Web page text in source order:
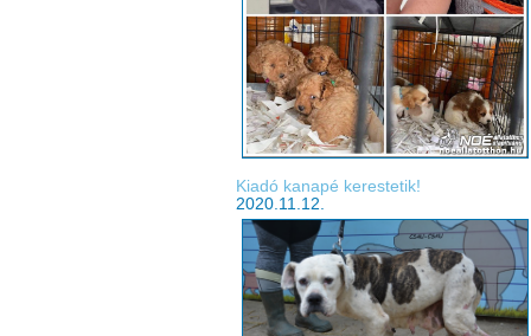
Kiadó kanapé kerestetik!
2020.11.12.